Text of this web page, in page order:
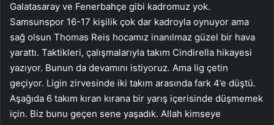
Galatasaray ve Fenerbahçe gibi kadromuz yok.
Samsunspor 16-17 kişilik çok dar kadroyla oynuyor ama
sağ olsun Thomas Reis hocamız inanılmaz güzel bir hava
yarattı. Taktikleri, çalışmalarıyla takım Cindirella hikayesi
yazıyor. Bunun da devamını istiyoruz. Ama lig çetin
geçiyor. Ligin zirvesinde iki takım arasında fark 4’e düştü.
Aşağıda 6 takım kıran kırana bir yarış içerisinde düşmemek
için. Biz bunu geçen sene yaşadık. Allah kimseye